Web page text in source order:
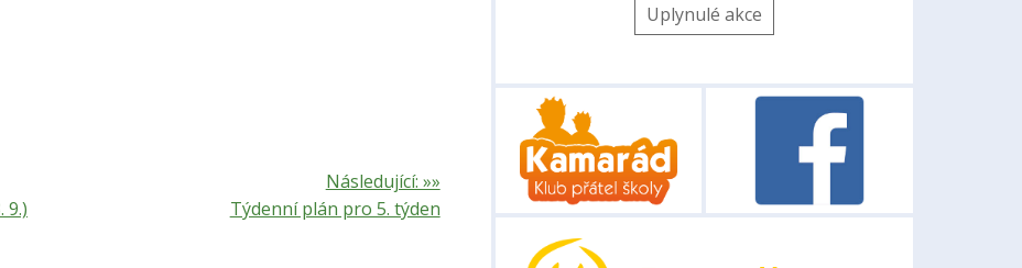
9.)
Následující: »»
Týdenní plán pro 5. týden
Uplynulé akce